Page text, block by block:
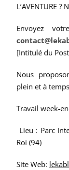
L’AVENTURE ?
Envoyez
[Intitulé du
Nous
plein et à
Travail week-
Lieu : Parc
Roi (94)
Site Web: